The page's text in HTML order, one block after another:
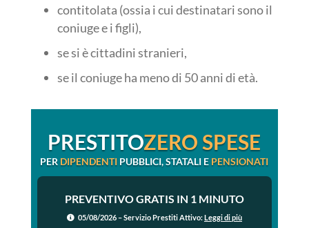
contitolata (ossia i cui destinatari sono il
coniuge e i figli),
se si è cittadini stranieri,
se il coniuge ha meno di 50 anni di età.
PRESTITOZERO SPESE
PER DIPENDENTI PUBBLICI, STATALI E PENSIONATI
PREVENTIVO GRATIS IN 1 MINUTO
05/08/2026 – Servizio Prestiti Attivo:Leggi di più